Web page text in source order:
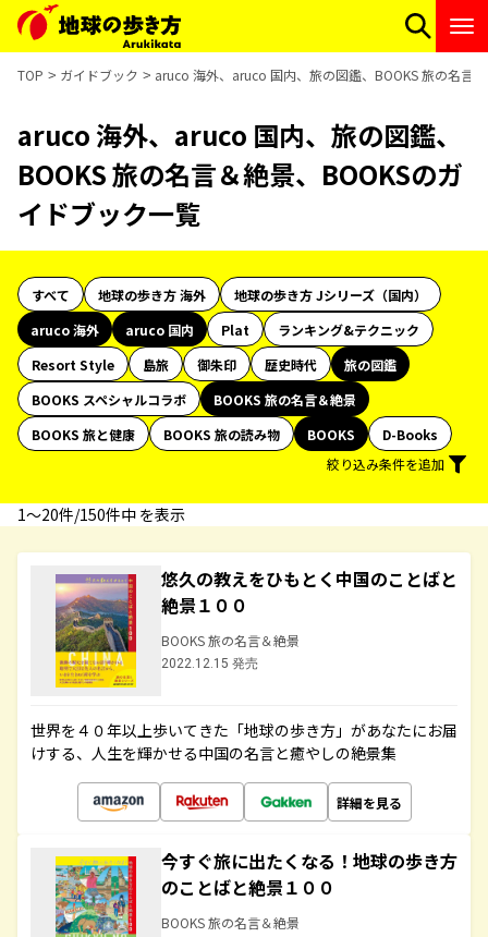
TOP ガイドブック aruco 海外、aruco 国内、旅の図鑑、BOOKS 旅の名言
aruco 海外、aruco 国内、旅の図鑑、
BOOKS 旅の名言＆絶景、BOOKSのガ
イドブック一覧
すべて 地球の歩き方 海外
地球の歩き方 Jシリーズ（国内）
aruco 海外
aruco 国内 Plat
ランキング&テクニック
Resort Style
島旅 御朱印 歴史時代
旅の図鑑
BOOKS スペシャルコラボ
BOOKS 旅の名言＆絶景
BOOKS 旅と健康
BOOKS 旅の読み物 BOOKS
D-Books
絞り込み条件を追加
1〜20件/150件中 を表示
悠久の教えをひもとく中国のことばと
絶景１００
BOOKS 旅の名言＆絶景
2022.12.15 発売
世界を４０年以上歩いてきた「地球の歩き方」があなたにお届
けする、人生を輝かせる中国の名言と癒やしの絶景集
詳細を見る
今すぐ旅に出たくなる！地球の歩き方
のことばと絶景１００
BOOKS 旅の名言＆絶景